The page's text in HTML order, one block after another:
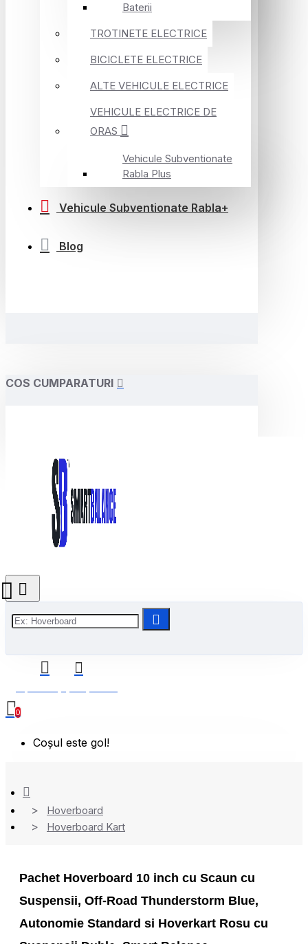
Baterii
TROTINETE ELECTRICE
BICICLETE ELECTRICE
ALTE VEHICULE ELECTRICE
VEHICULE ELECTRICE DE
ORAS
Vehicule Subventionate
Rabla Plus
Vehicule Subventionate Rabla+
Blog
COS CUMPARATURI
0
Coșul este gol!
Hoverboard
Hoverboard Kart
Pachet Hoverboard 10 inch cu Scaun cu
Suspensii, Off-Road Thunderstorm Blue,
Autonomie Standard si Hoverkart Rosu cu